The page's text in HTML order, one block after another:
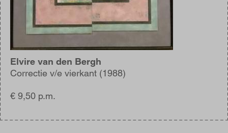
Elvire van den Bergh
Correctie v/e vierkant (1988)
€ 9,50 p.m.